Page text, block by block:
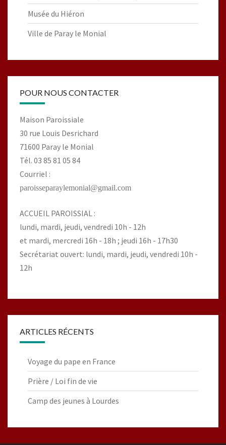
Musée du Hiéron
Ville de Paray le Monial
POUR NOUS CONTACTER
Maison Paroissiale
30 rue Louis Desrichard
71600 Paray le Monial
Tél. 03 85 81 05 84
Courriel :
paroisseparaylemonial@gmail.com
ACCUEIL PAROISSIAL :
lundi, mardi, jeudi, vendredi 10h - 12h
et mardi, mercredi 16h - 18h ; jeudi 16h - 17h30
Secrétariat ouvert: lundi, mardi, jeudi, vendredi 10h -
12h
ARTICLES RÉCENTS
Voyage du pape en France
Prière / Loi fin de vie
Camp des jeunes à Lourdes